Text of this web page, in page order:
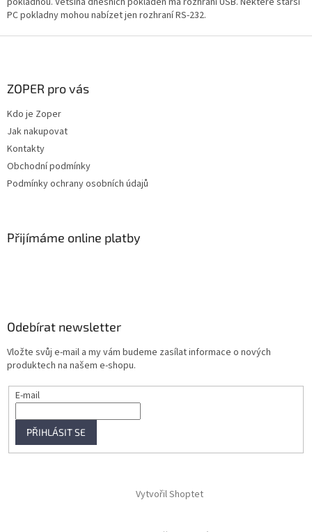
s
PC pokladny mohou nabízet jen rozhraní RS-232.
ZOPER pro vás
Kdo je Zoper
Jak nakupovat
Kontakty
Obchodní podmínky
Podmínky ochrany osobních údajů
Přijímáme online platby
Odebírat newsletter
Vložte svůj e-mail a my vám budeme zasílat informace o nových
produktech na našem e-shopu.
E-mail
PŘIHLÁSIT SE
Vytvořil Shoptet